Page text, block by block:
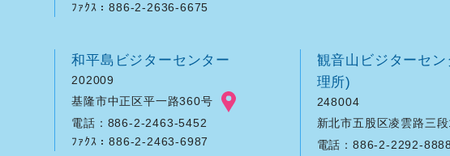
ﾌｧｸｽ：886-2-2636-6675
和平島ビジターセンター
202009
基隆市中正区平一路360号
電話：886-2-2463-5452
ﾌｧｸｽ：886-2-2463-6987
観音山ビジターセ
理所)
248004
新北市五股区凌雲路三
電話：886-2-2292-8888